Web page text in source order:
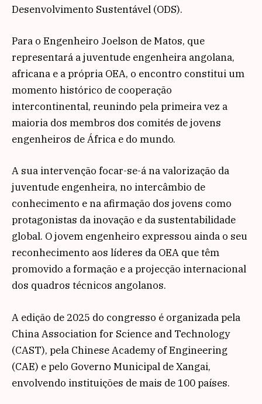
Desenvolvimento Sustentável (ODS).
Para o Engenheiro Joelson de Matos, que
representará a juventude engenheira angolana,
africana e a própria OEA, o encontro constitui um
momento histórico de cooperação
intercontinental, reunindo pela primeira vez a
maioria dos membros dos comités de jovens
engenheiros de África e do mundo.
A sua intervenção focar-se-á na valorização da
juventude engenheira, no intercâmbio de
conhecimento e na afirmação dos jovens como
protagonistas da inovação e da sustentabilidade
global. O jovem engenheiro expressou ainda o seu
reconhecimento aos líderes da OEA que têm
promovido a formação e a projecção internacional
dos quadros técnicos angolanos.
A edição de 2025 do congresso é organizada pela
China Association for Science and Technology
(CAST), pela Chinese Academy of Engineering
(CAE) e pelo Governo Municipal de Xangai,
envolvendo instituições de mais de 100 países.